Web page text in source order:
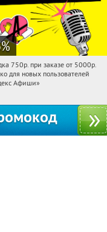
%
Получили:114
750р. при заказе от 5000р.
для новых пользователей
Афиши»